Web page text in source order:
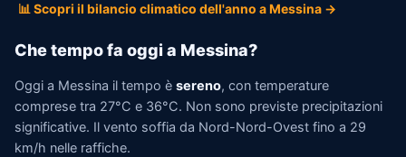
📊 Scopri il bilancio climatico dell'anno a Messina →
Che tempo fa oggi a Messina?
Oggi a Messina il tempo è sereno, con temperature
comprese tra 27°C e 36°C. Non sono previste precipitazioni
significative. Il vento soffia da Nord-Nord-Ovest fino a 29
km/h nelle raffiche.